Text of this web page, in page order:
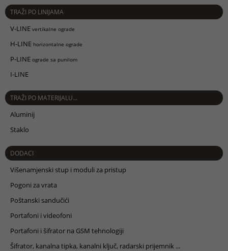
TRAŽI PO LINIJAMA
V-LINE vertikalne ograde
H-LINE horizontalne ograde
P-LINE ograde sa punilom
I-LINE
TRAŽI PO MATERIJALU...
Aluminij
Staklo
DODACI
Višenamjenski stup i moduli za pristup
Pogoni za vrata
Poštanski sandučići
Portafoni i videofoni
Portafoni i šifrator na GSM tehnologiji
Šifrator, kanalna tipka, kanalni ključ, radarski prijemnik ...